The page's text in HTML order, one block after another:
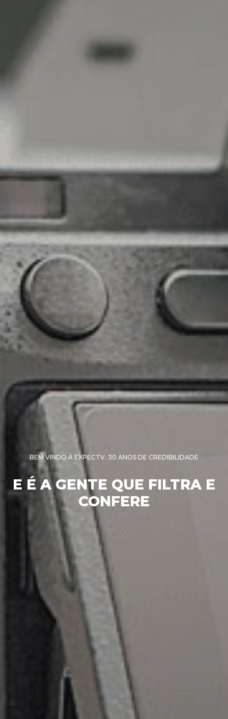
BEM VINDO À EXPECTV: 30 ANOS DE CREDIBILIDADE
E É A GENTE QUE FILTRA E
CONFERE